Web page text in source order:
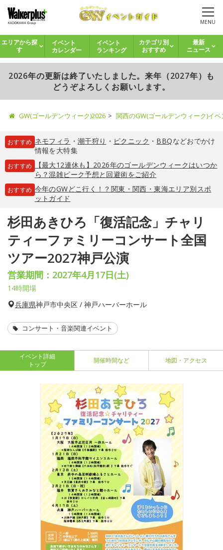
MENU
エリアから探
す
イベント
カレンダー
イベント
ランキング
カテゴリ別
おすすめ
最新
ニュース
2026年の更新は終了いたしました。来年（2027年）も
どうぞよろしくお願いします。
GW(ゴールデンウィーク)2026 関西のGW(ゴールデンウィーク)イ
おすすめ ネモフィラ ・ 潮干狩り ・ ピクニック ・ BBQなどおでかけ
情報を大特集
おすすめ
【最大12連休も】2026年のゴールデンウィークはいつか
ら？混雑ピーク予想と回避術をご紹介
おすすめ 今年のGWどこ行く！？関東・関西・東海エリア別スポ
ットガイド
杉田あきひろ「復活記念」チャリ
ティーファミリーコンサート全国
ツアー2027神戸公演
営業期間：2027年4月17日(土)
14時開場
兵庫県神戸市中央区 / 神戸ハーバーホール
コンサート・音楽関連イベント
イベント詳細
トップ
開催時間など 地図・アクセス